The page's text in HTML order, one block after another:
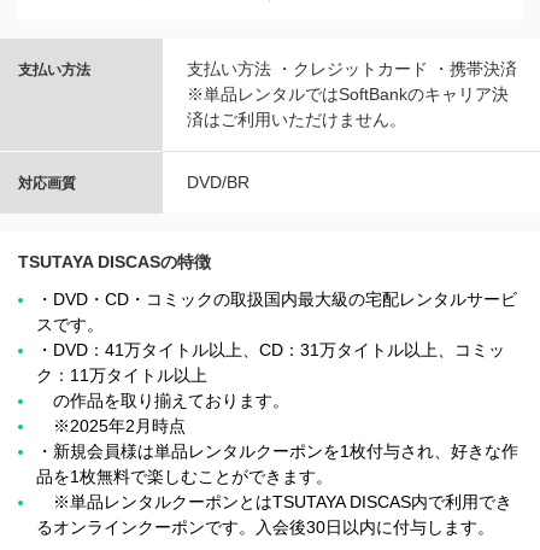
支払い方法
支払い方法 ・クレジットカード ・携帯決済
※単品レンタルではSoftBankのキャリア決
済はご利用いただけません。
対応画質 DVD/BR
TSUTAYA DISCASの特徴
・DVD・CD・コミックの取扱国内最大級の宅配レンタルサービ
スです。
・DVD：41万タイトル以上、CD：31万タイトル以上、コミッ
ク：11万タイトル以上
の作品を取り揃えております。
※2025年2月時点
・新規会員様は単品レンタルクーポンを1枚付与され、好きな作
品を1枚無料で楽しむことができます。
※単品レンタルクーポンとはTSUTAYA DISCAS内で利用でき
るオンラインクーポンです。入会後30日以内に付与します。